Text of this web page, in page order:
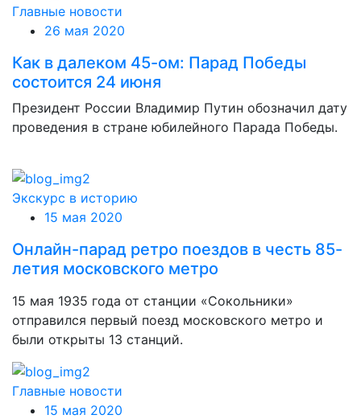
Главные новости
26 мая 2020
Как в далеком 45-ом: Парад Победы
состоится 24 июня
Президент России Владимир Путин обозначил дату
проведения в стране юбилейного Парада Победы.
Экскурс в историю
15 мая 2020
Онлайн-парад ретро поездов в честь 85-
летия московского метро
15 мая 1935 года от станции «Сокольники»
отправился первый поезд московского метро и
были открыты 13 станций.
Главные новости
15 мая 2020